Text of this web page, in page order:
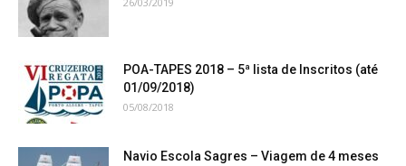
POA-TAPES 2018 – 5ª lista de Inscritos (até
01/09/2018)
05/08/2018
Navio Escola Sagres – Viagem de 4 meses